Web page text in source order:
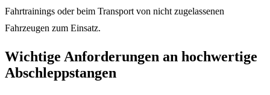
Fahrtrainings oder beim Transport von nicht zugelassenen
Fahrzeugen zum Einsatz.
Wichtige Anforderungen an hochwertige
Abschleppstangen